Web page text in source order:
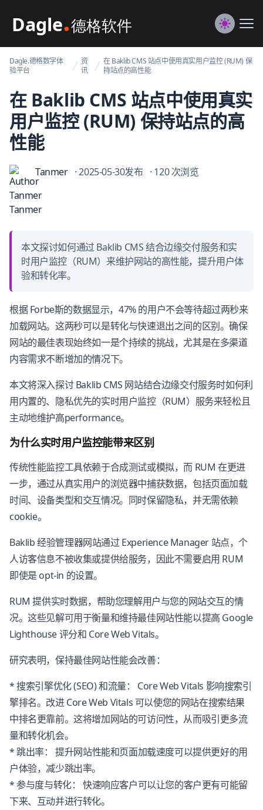
Dagle@数字体验管理
Switch
Dagle.德格数字体
验平台
资
讯
在 Baklib CMS 站点中使用真实用户监控 (RUM) 保
持站点的高性能
在 Baklib CMS 站点中使用真实
用户监控 (RUM) 保持站点的高
性能
Tanmer · 2025-05-30发布 · 120 次浏览
本文探讨如何通过 Baklib CMS 结合边缘交付服务和实
时用户监控（RUM）来维护网站的高性能，提升用户体
验和转化率。
根据 Forbe斯的数据显示，47% 的用户不会等待超过两秒来
加载网站。这两秒可以是转化与快速退出之间的区别。确保
网站的最佳表现始终如一是个持续的挑战，尤其是在多渠道
内容需求不断增加的情况下。
本文将深入探讨 Baklib CMS 网站结合边缘交付服务时如何利
用内置的、隐私优先的实时用户监控（RUM）服务来轻松且
主动地维护高performance。
为什么实时用户监控能带来区别
传统性能监控工具依赖于合成测试或模拟，而 RUM 在更进
一步，通过从真实用户的浏览器中捕获数据，包括页面加载
时间、设备类型和交互情况。同时保留隐私，并无需依赖
cookie。
Baklib 经验管理器网站通过 Experience Manager 站点，个
人访客信息不被收集或提供给服务，因此不需要启用 RUM
即使是 opt-in 的设置。
RUM 提供实时数据，帮助您理解用户与您的网站交互的情
况。这些见解可用于衡量和维持最佳网站性能以提高 Google
Lighthouse 评分和 Core Web Vitals。
研究表明，保持最佳网站性能会改善：
* 搜索引擎优化 (SEO) 和流量： Core Web Vitals 影响搜索引
擎排名。改进 Core Web Vitals 可以使您的网站在搜索结果
中排名更靠前。这将增加网站的可访问性，从而吸引更多流
量和转化机会。
* 跳出率： 提升网站性能和页面加载速度可以提供更好的用
户体验，减少跳出率。
* 参与度与转化： 快速响应客户可以让您的客户更有可能留
下来、互动并进行转化。